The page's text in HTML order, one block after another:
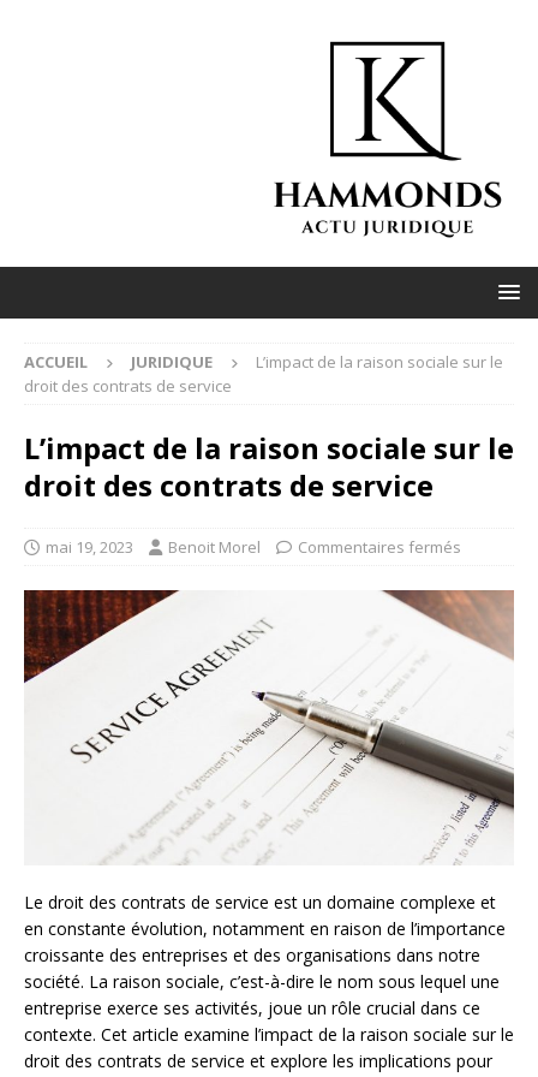
ACCUEIL JURIDIQUE
L’impact de la raison sociale sur le
droit des contrats de service
L’impact de la raison sociale sur le
droit des contrats de service
mai 19, 2023 Benoit Morel Commentaires fermés
Le droit des contrats de service est un domaine complexe et
en constante évolution, notamment en raison de l’importance
croissante des entreprises et des organisations dans notre
société. La raison sociale, c’est-à-dire le nom sous lequel une
entreprise exerce ses activités, joue un rôle crucial dans ce
contexte. Cet article examine l’impact de la raison sociale sur le
droit des contrats de service et explore les implications pour